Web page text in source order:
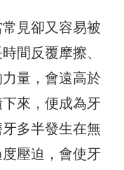
見卻又容易被
間反覆摩擦、
量， 會遠高於
來， 便成為牙
多半發生在無
壓迫，會使牙